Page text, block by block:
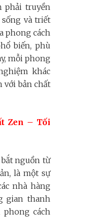
phải truyền
và triết
phong cách
biến, phù
mỗi phong
khác
với bản chất
Zen – Tối
nguồn từ
là một sự
nhà hàng
gian thanh
cách